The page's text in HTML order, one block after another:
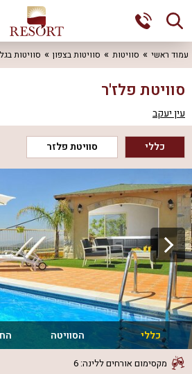
עמוד ראשי סוויטות סוויטות בצפון סוויטות
סוויטת פלז'ר
עין יעקב
כללי סוויטת פלזר
כללי הסוויטה
מקסימום אורחים ללינה:
6